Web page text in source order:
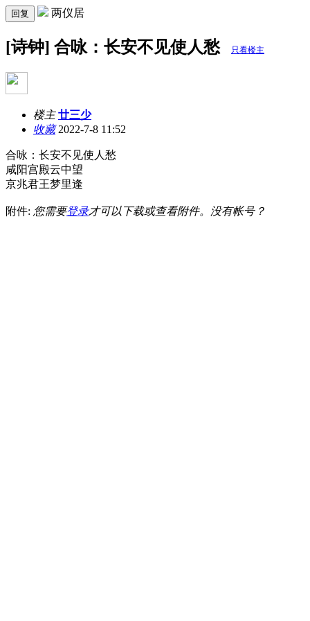
回复 两仪居
[诗钟] 合咏：长安不见使人愁 只看楼主
楼主 廿三少
收藏2022-7-8 11:52
合咏：长安不见使人愁
咸阳宫殿云中望
京兆君王梦里逢
附件: 您需要登录才可以下载或查看附件。没有帐号？